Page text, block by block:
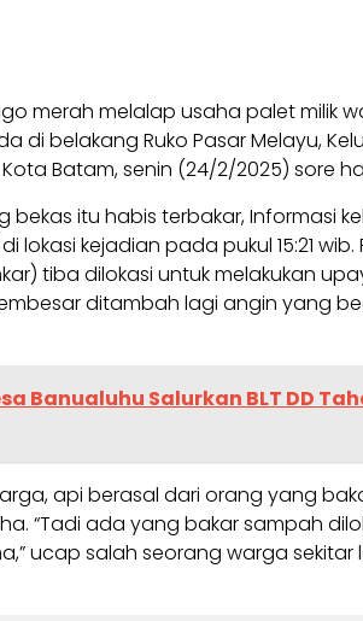
merah melalap usaha palet milik
di belakang Ruko Pasar Melayu,
Batam, senin (24/2/2025) sore
itu habis terbakar, Informasi
kejadian pada pukul 15:21 wib.
tiba dilokasi untuk melakukan
ditambah lagi angin yang
Banualuhu Salurkan BLT DD
api berasal dari orang yang
“Tadi ada yang bakar sampah
ucap salah seorang warga sekitar